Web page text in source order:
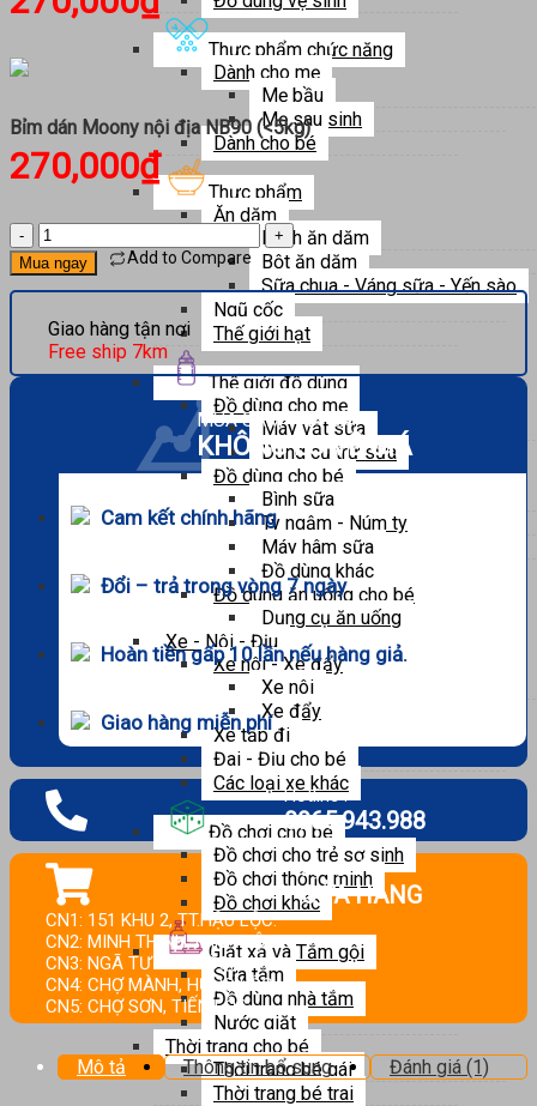
Thực phẩm chức năng
Dành cho mẹ
Mẹ bầu
Mẹ sau sinh
Dành cho bé
Thực phẩm
Ăn dặm
Bánh ăn dặm
Bột ăn dặm
Sữa chua - Váng sữa - Yến sào
Ngũ cốc
Thế giới hạt
Thế giới đồ dùng
Đồ dùng cho mẹ
Máy vắt sữa
Dụng cụ trữ sữa
Đồ dùng cho bé
Bình sữa
Ty ngậm - Núm ty
Máy hâm sữa
Đồ dùng khác
Đồ dùng ăn uống cho bé
Dụng cụ ăn uống
Xe - Nôi - Địu
Xe nôi - Xe đẩy
Xe nôi
Xe đẩy
Xe tập đi
Đai - Địu cho bé
Các loại xe khác
Đồ chơi cho bé
Đồ chơi cho trẻ sơ sinh
Đồ chơi thông minh
Đồ chơi khác
Giặt xả và Tắm gội
Sữa tắm
Đồ dùng nhà tắm
Nước giặt
Thời trang cho bé
Thời trang bé gái
Thời trang bé trai
Bỉm dán Moony nội địa NB90 (<5kg)
270,000₫
Bỉm
dán
Moony
địa
NB90
(<5kg)
Mua ngay Add to Compare
Giao hàng tận nơi
Free ship 7km
MUA SẮM THẢ GA
KHÔNG LO VỀ GIÁ
Cam kết chính hãng
Đổi – trả trong vòng 7 ngày
Hoàn tiền gấp 10 lần nếu hàng giả.
Giao hàng miễn phí
Hotline :
0965.943.988
ĐỊA CHỈ
CỬA HÀNG
CN1: 151 KHU 2, TT.HẬU LỘC.
CN2: MINH THỊNH, MINH LỘC.
CN3: NGÃ TƯ HOA LỘC.
CN4: CHỢ MÀNH, HƯNG LỘC.
CN5: CHỢ SƠN, TIẾN LỘC.
Mô tả Thông tin bổ sung Đánh giá (1)